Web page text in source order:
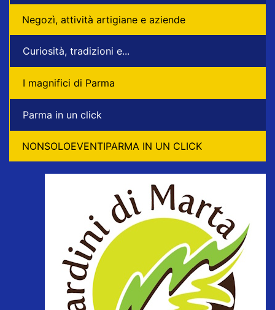
Negozì, attività artigiane e aziende
Curiosità, tradizioni e...
I magnifici di Parma
Parma in un click
NONSOLOEVENTIPARMA IN UN CLICK